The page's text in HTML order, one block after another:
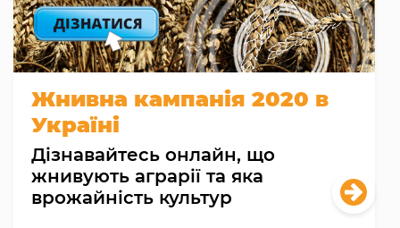
Жнивна кампанія 2020 в
Україні
Дізнавайтесь онлайн, що
жнивують аграрії та яка
врожайність культур